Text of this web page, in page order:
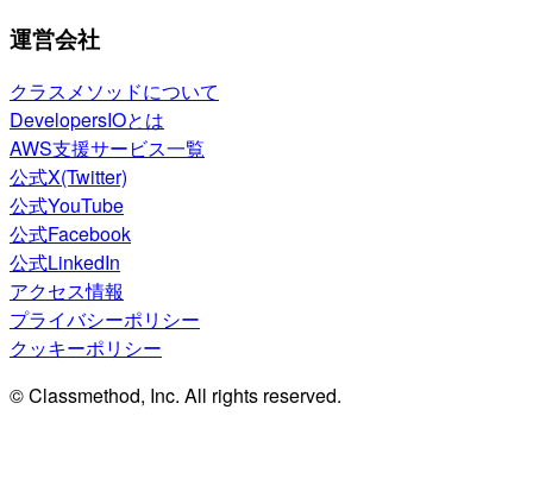
運営会社
クラスメソッドについて
DevelopersIOとは
AWS支援サービス一覧
公式X(Twitter)
公式YouTube
公式Facebook
公式LinkedIn
アクセス情報
プライバシーポリシー
クッキーポリシー
© Classmethod, Inc. All rights reserved.